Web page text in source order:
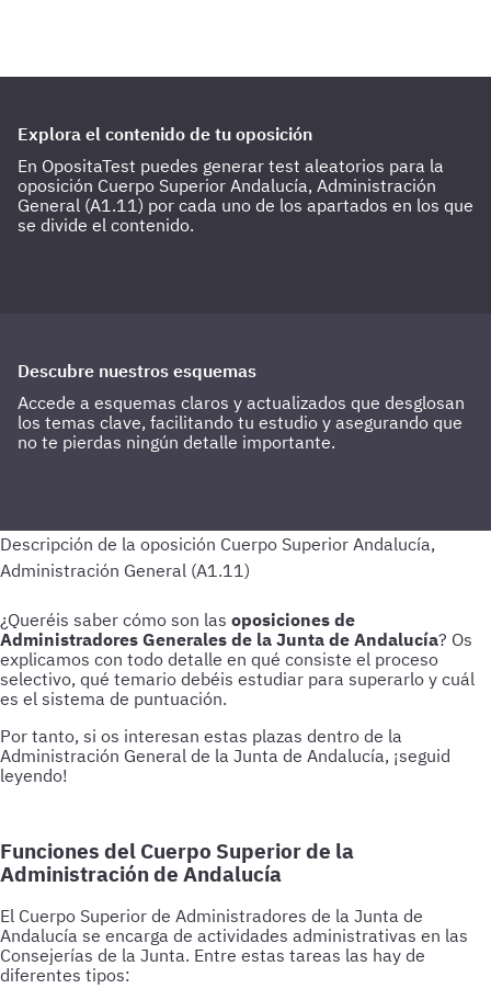
Explora el contenido de tu oposición
En OpositaTest puedes generar test aleatorios para la
oposición Cuerpo Superior Andalucía, Administración
General (A1.11) por cada uno de los apartados en los que
se divide el contenido.
Descubre nuestros esquemas
Accede a esquemas claros y actualizados que desglosan
los temas clave, facilitando tu estudio y asegurando que
no te pierdas ningún detalle importante.
¿Queréis saber cómo son las oposiciones de
Administradores Generales de la Junta de Andalucía? Os
explicamos con todo detalle en qué consiste el proceso
selectivo, qué temario debéis estudiar para superarlo y cuál
es el sistema de puntuación.
Por tanto, si os interesan estas plazas dentro de la
Administración General de la Junta de Andalucía, ¡seguid
leyendo!
Funciones del Cuerpo Superior de la
Administración de Andalucía
El Cuerpo Superior de Administradores de la Junta de
Andalucía se encarga de actividades administrativas en las
Consejerías de la Junta. Entre estas tareas las hay de
diferentes tipos: